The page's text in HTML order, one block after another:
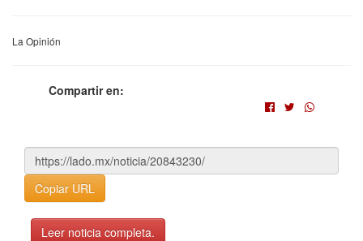
La Opinión
Compartir en:
Copiar URL
Leer noticia completa.